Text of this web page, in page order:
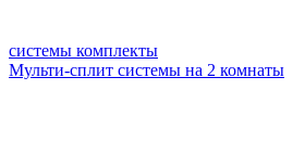
системы комплекты
Мульти-сплит системы на 2 комнаты